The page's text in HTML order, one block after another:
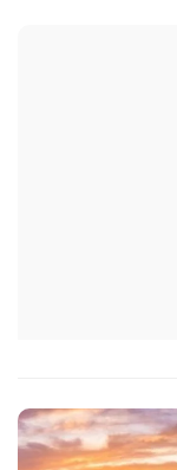
दक्षिणी रेलवे स्टेशन